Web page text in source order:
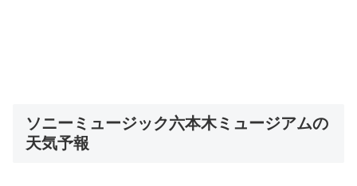
ソニーミュージック六本木ミュージアムの
天気予報